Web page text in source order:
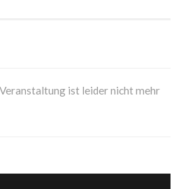
ist leider nicht mehr